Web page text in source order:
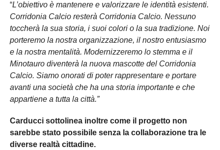
“L’obiettivo è mantenere e valorizzare le identità esistenti.
Corridonia Calcio resterà Corridonia Calcio. Nessuno
toccherà la sua storia, i suoi colori o la sua tradizione. Noi
porteremo la nostra organizzazione, il nostro entusiasmo
e la nostra mentalità. Modernizzeremo lo stemma e il
Minotauro diventerà la nuova mascotte del Corridonia
Calcio. Siamo onorati di poter rappresentare e portare
avanti una società che ha una storia importante e che
appartiene a tutta la città.”
Carducci sottolinea inoltre come il progetto non
sarebbe stato possibile senza la collaborazione tra le
diverse realtà cittadine.